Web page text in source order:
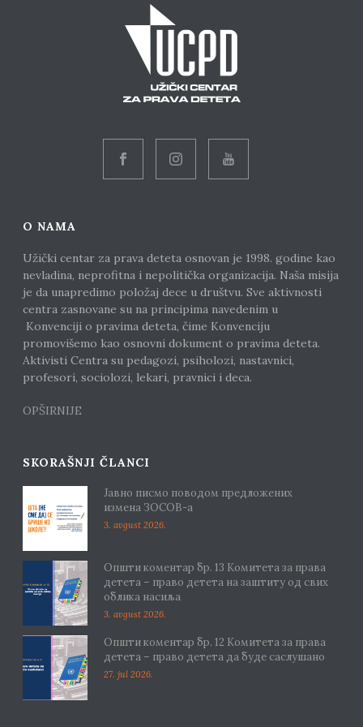
O NAMA
Užički centar za prava deteta osnovan je 1998. godine kao
nevladina, neprofitna i nepolitička organizacija. Naša misija
je da unapredimo položaj dece u društvu. Sve aktivnosti
centra zasnovane su na principima navedenim u
Konvenciji o pravima deteta, čime Konvenciju
promovišemo kao osnovni dokument o pravima deteta.
Aktivisti Centra su pedagozi, psiholozi, nastavnici,
profesori, sociolozi, lekari, pravnici i deca.
OPŠIRNIJE
SKORAŠNJI ČLANCI
Јавно писмо поводом предложених
измена ЗОСОВ-а
3. avgust 2026.
Општи коментар бр. 13 Комитета за права
детета – право детета на заштиту од свих
облика насиља
3. avgust 2026.
Општи коментар бр. 12 Комитета за права
детета – право детета да буде саслушано
27. jul 2026.